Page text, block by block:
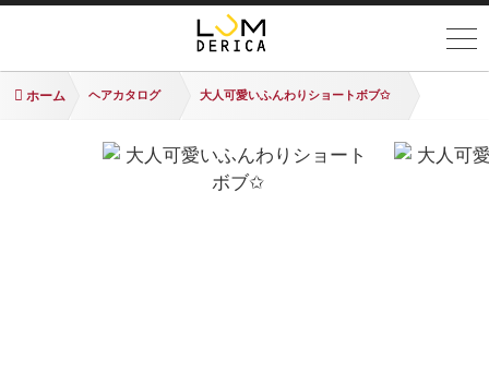
ホーム ヘアカタログ 大人可愛いふんわりショートボブ✩